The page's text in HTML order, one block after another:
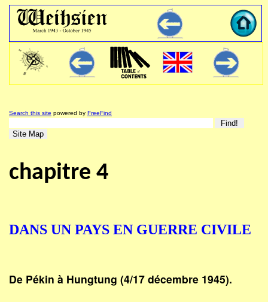
Search this site powered by FreeFind
chapitre 4
DANS UN PAYS EN GUERRE CIVILE
De Pékin à Hungtung (4/17 décembre 1945).